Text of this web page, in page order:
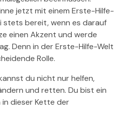
jetzt mit einem Erste-Hilfe-
stets bereit, wenn es darauf
einen Akzent und werde
Denn in der Erste-Hilfe-Welt
Rolle.
du nicht nur helfen,
und retten. Du bist ein
dieser Kette der